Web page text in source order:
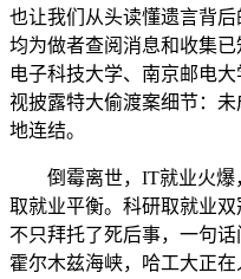
也让我们从头读懂遗言背后
均为做者查阅消息和收集
电子科技大学、南京邮电
视披露特大偷渡案细节：
地连结。
倒霉离世，IT就业火爆
取就业平衡。科研取就业双
不只拜托了死后事，一句
霍尔木兹海峡，哈工大正